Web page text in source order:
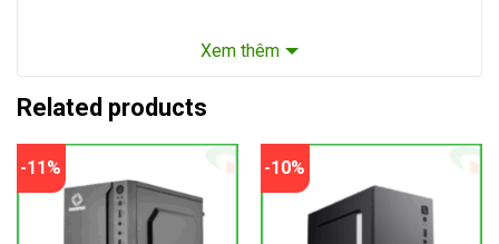
Xem thêm
Related products
-11% -10%